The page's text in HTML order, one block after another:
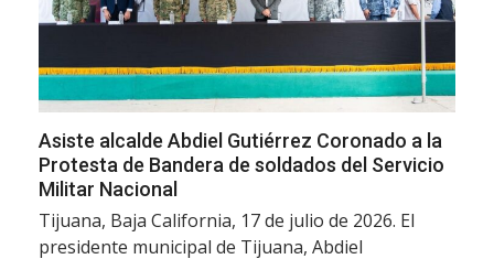
Asiste alcalde Abdiel Gutiérrez Coronado a la
Protesta de Bandera de soldados del Servicio
Militar Nacional
Tijuana, Baja California, 17 de julio de 2026. El
presidente municipal de Tijuana, Abdiel